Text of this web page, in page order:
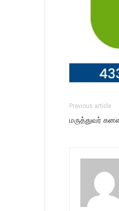
Previous article
மருத்துவர்